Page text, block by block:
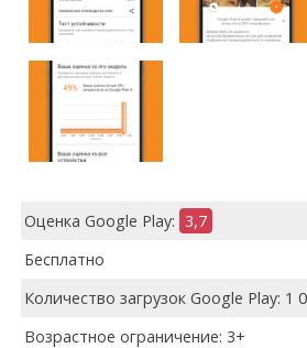
Оценка Google Play: 3,7
Бесплатно
Количество загрузок Google Play: 1
Возрастное ограничение: 3+